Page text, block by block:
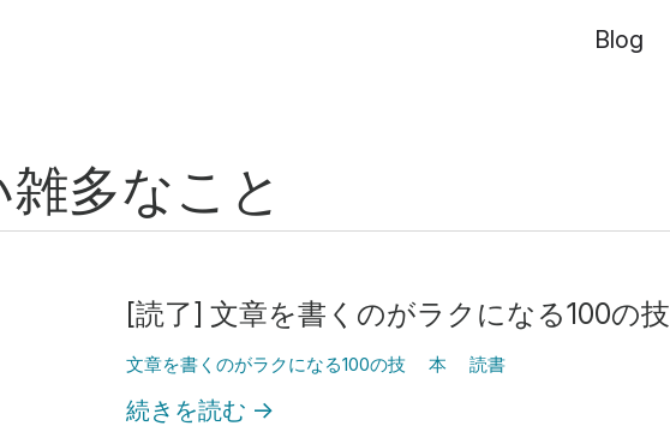
Blog
多なこと
[読了] 文章を書くのがラクになる100の技
文章を書くのがラクになる100の技 本 読書
続きを読む →